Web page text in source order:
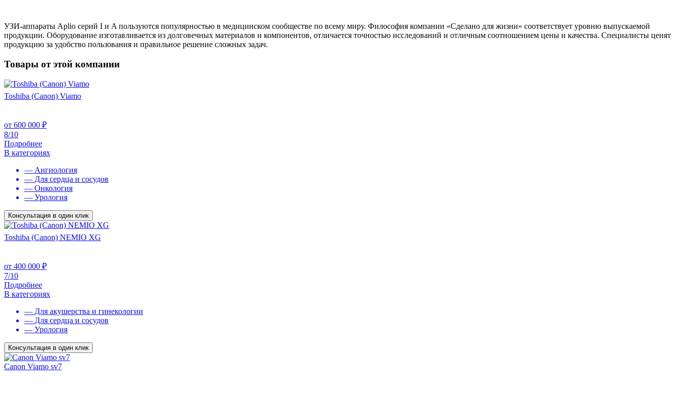
УЗИ-аппараты Aplio серий I и A пользуются популярностью в медицинском сообществе по всему миру. Философия компании «Сделано для жизни» соответствует уровню выпускаемой
продукции. Оборудование изготавливается из долговечных материалов и компонентов, отличается точностью исследований и отличным соотношением цены и качества. Специалисты ценят
продукцию за удобство пользования и правильное решение сложных задач.
Товары от этой компании
Toshiba (Canon) Viamo
от 600 000 ₽
8/10
Подробнее
В категориях
— Ангиология
— Для сердца и сосудов
— Онкология
— Урология
Консультация в один клик
Toshiba (Canon) NEMIO XG
от 400 000 ₽
7/10
Подробнее
В категориях
— Для акушерства и гинекологии
— Для сердца и сосудов
— Урология
Консультация в один клик
Canon Viamo sv7